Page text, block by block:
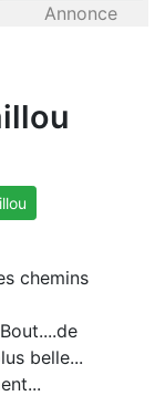
Annonce
chemins
belle...